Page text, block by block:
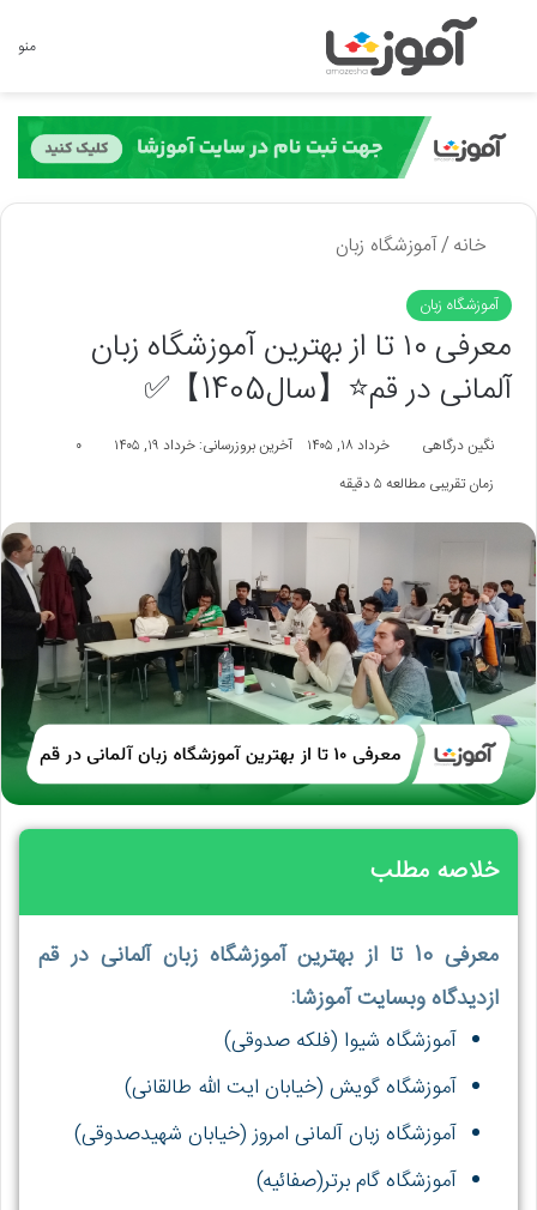
منو جستجو برای
خانه/آموزشگاه زبان
آموزشگاه زبان
معرفی ۱۰ تا از بهترین آموزشگاه زبان
آلمانی در قم⭐【سال1405】✅
نگین درگاهی خرداد ۱۸, ۱۴۰۵ آخرین بروزرسانی: خرداد ۱۹, ۱۴۰۵
۰
زمان تقریبی مطالعه ۵ دقیقه
خلاصه مطلب
معرفی 10 تا از بهترین آموزشگاه زبان آلمانی در قم
ازدیدگاه وبسایت آموزشا:
آموزشگاه شیوا (فلکه صدوقی)
آموزشگاه گویش (خیابان ایت الله طالقانی)
آموزشگاه زبان آلمانی امروز (خیابان شهیدصدوقی)
آموزشگاه گام برتر(صفائیه)